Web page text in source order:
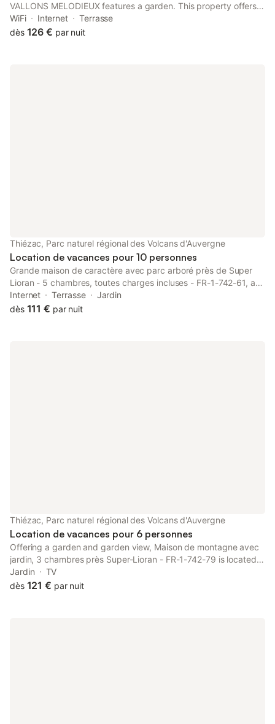
VALLONS MELODIEUX features a garden. This property offers
access to a terrace, free private parking and free WiFi. The
property is non-smoking and is located 27 km from Aurillac
WiFi Internet
Terrasse
dès 126 € par nuit
Thiézac, Parc naturel régional des Volcans d'Auvergne
Location de vacances pour 10 personnes
Grande maison de caractère avec parc arboré près de Super
Lioran - 5 chambres, toutes charges incluses - FR-1-742-61, a
property with a garden, is situated in Thiézac, 27 km from
Cantal Auvergne Stadium, 25 km from Col d'Entremont, as well
Internet Terrasse
Jardin
dès 111 € par nuit
Thiézac, Parc naturel régional des Volcans d'Auvergne
Location de vacances pour 6 personnes
Offering a garden and garden view, Maison de montagne avec
jardin, 3 chambres près Super-Lioran - FR-1-742-79 is located
in Thiézac, 26 km from Cantal Auvergne Stadium and 31 km
from Col d'Entremont.
Jardin
TV
dès 121 € par nuit